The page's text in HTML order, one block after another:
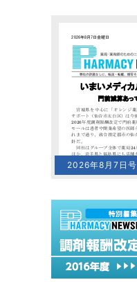
2026年8月7日号